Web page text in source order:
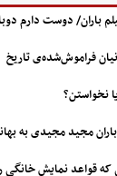
باران/ دوست دارم
فراموش‌شده‌ی تاریخ
نخواستن؟
مجید مجیدی به
قواعد نمایش خانگی